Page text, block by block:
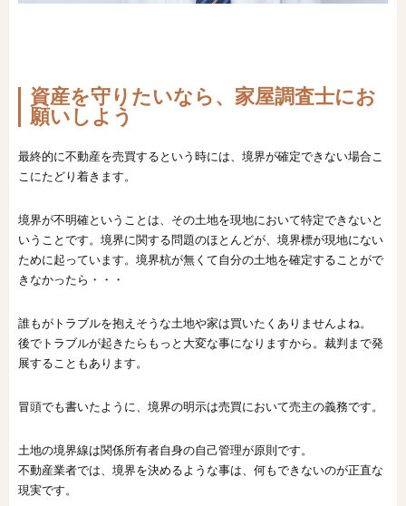
資産を守りたいなら、家屋調査士にお
願いしよう
最終的に不動産を売買するという時には、境界が確定できない場合こ
こにたどり着きます。
境界が不明確ということは、その土地を現地において特定できないと
いうことです。境界に関する問題のほとんどが、境界標が現地にない
ために起っています。境界杭が無くて自分の土地を確定することがで
きなかったら・・・
誰もがトラブルを抱えそうな土地や家は買いたくありませんよね。
後でトラブルが起きたらもっと大変な事になりますから。裁判まで発
展することもあります。
冒頭でも書いたように、境界の明示は売買において売主の義務です。
土地の境界線は関係所有者自身の自己管理が原則です。
不動産業者では、境界を決めるような事は、何もできないのが正直な
現実です。